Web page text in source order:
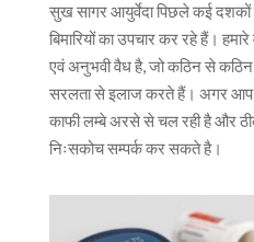
सुख सागर आयुर्वेदा पिछले कई
बिमारियों का उपचार कर रहे हैं।
एवं अनुभवी वैध है, जो कठिन से कठिन
सरलता से इलाज करते हैं। अगर आप
काफी लम्बे अरसे से चल रही है और
निःसकोच सम्पर्क कर सकते है।